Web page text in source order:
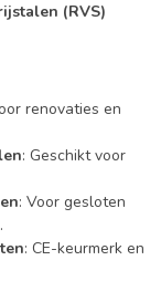
(RVS)
renovaties en
: Geschikt voor
: Voor gesloten
: CE-keurmerk en